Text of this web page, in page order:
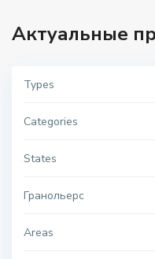
Актуальные
Types
Categories
States
Гранольерс
Areas